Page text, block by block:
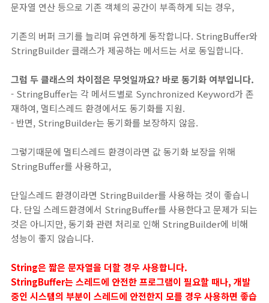
문자열 연산 등으로 기존 객체의 공간이 부족하게 되는 경우,
기존의 버퍼 크기를 늘리며 유연하게 동작합니다. StringBuffer와
StringBuilder 클래스가 제공하는 메서드는 서로 동일합니다.
그럼 두 클래스의 차이점은 무엇일까요? 바로 동기화 여부입니다.
- StringBuffer는 각 메서드별로 Synchronized Keyword가 존
재하여, 멀티스레드 환경에서도 동기화를 지원.
- 반면, StringBuilder는 동기화를 보장하지 않음.
그렇기때문에 멀티스레드 환경이라면 값 동기화 보장을 위해
StringBuffer를 사용하고,
단일스레드 환경이라면 StringBuilder를 사용하는 것이 좋습니
다. 단일 스레드환경에서 StringBuffer를 사용한다고 문제가 되는
것은 아니지만, 동기화 관련 처리로 인해 StringBuilder에 비해
성능이 좋지 않습니다.
String은 짧은 문자열을 더할 경우 사용합니다.
StringBuffer는 스레드에 안전한 프로그램이 필요할 때나, 개발
중인 시스템의 부분이 스레드에 안전한지 모를 경우 사용하면 좋습